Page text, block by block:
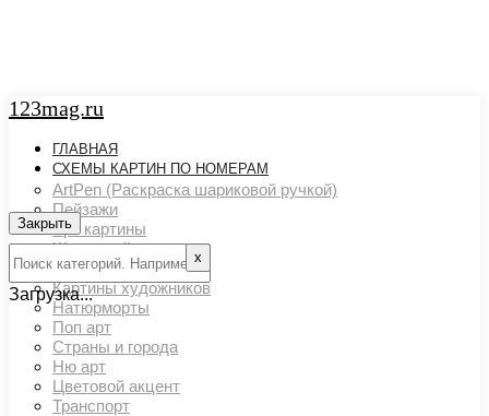
123mag.ru
ГЛАВНАЯ
СХЕМЫ КАРТИН ПО НОМЕРАМ
ArtPen (Раскраска шариковой ручкой)
Пейзажи
Арт картины
Животный мир
Люди
Картины художников
Натюрморты
Поп арт
Страны и города
Ню арт
Цветовой акцент
Транспорт
Закрыть
х
Загрузка...